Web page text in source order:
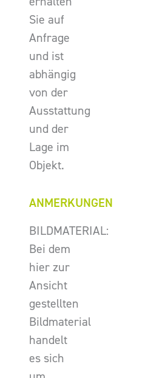
Sie auf
Anfrage
und ist
abhängig
von der
Ausstattung
und der
Lage im
Objekt.
ANMERKUNGEN
BILDMATERIAL:
Bei dem
hier zur
Ansicht
gestellten
Bildmaterial
handelt
es sich